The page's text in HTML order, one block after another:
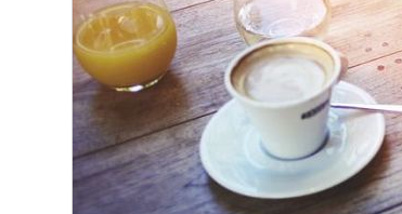
Испания
Казахстан
Кипр